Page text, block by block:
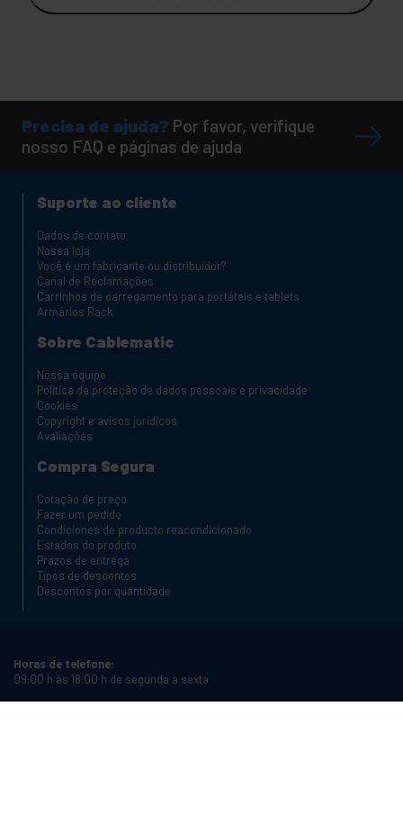
Precisa de ajuda? Por favor, verifique
nosso FAQ e páginas de ajuda
Suporte ao cliente
Dados de contato
Nossa loja
Você é um fabricante ou distribuidor?
Canal de Reclamações
Carrinhos de carregamento para portáteis e tablets
Armários Rack
Sobre Cablematic
Nossa equipe
Política de proteção de dados pessoais e privacidade
Cookies
Copyright e avisos jurídicos
Avaliações
Compra Segura
Cotação de preço
Fazer um pedido
Condiciones de producto reacondicionado
Estados do produto
Prazos de entrega
Tipos de descontos
Descontos por quantidade
Horas de telefone:
09:00 h às 18:00 h de segunda a sexta